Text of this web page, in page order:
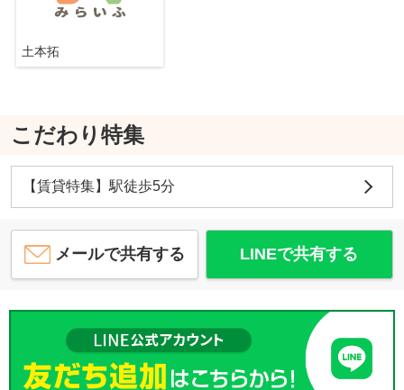
土本拓
こだわり特集
【賃貸特集】駅徒歩5分
メールで共有する LINEで共有する